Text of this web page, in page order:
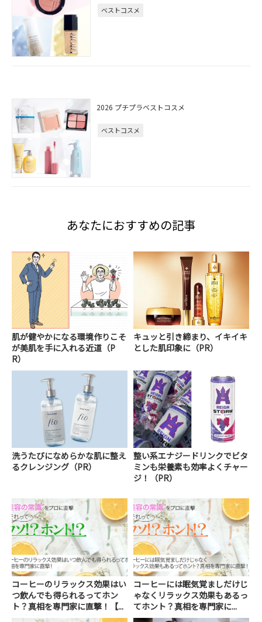
ベストコスメ
2026 プチプラベストコスメ
ベストコスメ
あなたにおすすめの記事
肌が健やかになる環境作りこそ
が美肌を手に入れる近道（P
R）
キュッと引き締まり、イキイキ
とした肌印象に（PR）
洗うたびになめらかな肌に整え
るクレンジング（PR）
整い系エナジードリンクでビタ
ミンも栄養素も効率よくチャー
ジ！（PR）
コーヒーのリラックス効果はい
つ飲んでも得られるってホン
ト？真相を専門家に直撃！【...
コーヒーには眠気覚ましだけじ
ゃなくリラックス効果もあるっ
てホント？真相を専門家に...